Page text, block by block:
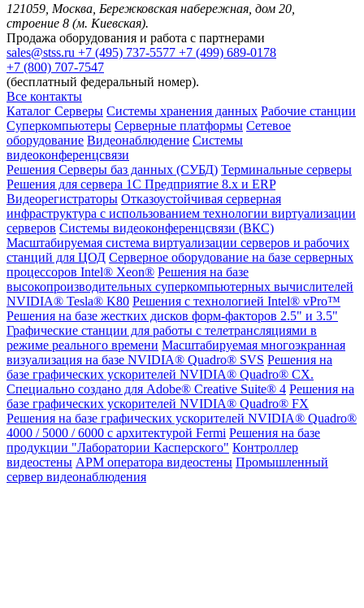
121059, Москва, Бережковская набережная, дом 20,
строение 8 (м. Киевская).
Продажа оборудования и работа с партнерами
sales@stss.ru +7 (495) 737-5577 +7 (499) 689-0178
+7 (800) 707-7547
(бесплатный федеральный номер).
Все контакты
Каталог Серверы Системы хранения данных Рабочие станции
Суперкомпьютеры Серверные платформы Сетевое
оборудование Видеонаблюдение Системы
видеоконференцсвязи
Решения Серверы баз данных (СУБД) Терминальные серверы
Решения для сервера 1С Предприятие 8.x и ERP
Видеорегистраторы Отказоустойчивая серверная
инфраструктура с использованием технологии виртуализации
серверов Системы видеоконференцсвязи (ВКС)
Масштабируемая система виртуализации серверов и рабочих
станций для ЦОД Серверное оборудование на базе серверных
процессоров Intel® Xeon® Решения на базе
высокопроизводительных суперкомпьютерных вычислителей
NVIDIA® Tesla® K80 Решения с технологией Intel® vPro™
Решения на базе жестких дисков форм-факторов 2.5" и 3.5"
Графические станции для работы с телетрансляциями в
режиме реального времени Масштабируемая многоэкранная
визуализация на базе NVIDIA® Quadro® SVS Решения на
базе графических ускорителей NVIDIA® Quadro® CX.
Специально создано для Adobe® Creative Suite® 4 Решения на
базе графических ускорителей NVIDIA® Quadro® FX
Решения на базе графических ускорителей NVIDIA® Quadro®
4000 / 5000 / 6000 с архитектурой Fermi Решения на базе
продукции "Лаборатории Касперского" Контроллер
видеостены АРМ оператора видеостены Промышленный
сервер видеонаблюдения